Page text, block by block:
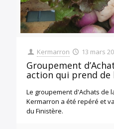
Kermarron 13 mars
Groupement
action qui prend de
Le groupement d'Achats de
Kermarron a été repéré et
du Finistère.